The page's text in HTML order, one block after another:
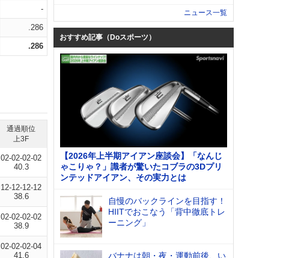
-
.286
.286
通過順位
上3F
02-02-02-02
40.3
12-12-12-12
38.6
02-02-02-02
38.9
02-02-02-04
41.6
ニュース一覧
おすすめ記事（Doスポーツ）
【2026年上半期アイアン座談会】「なんじ
ゃこりゃ？」識者が驚いたコブラの3Dプリ
ンテッドアイアン、その実力とは
自慢のバックラインを目指す！
HIITでおこなう「背中徹底トレ
ーニング」
バナナは朝・夜・運動前後、い